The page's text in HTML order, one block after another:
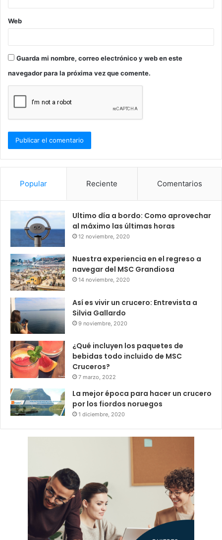
Web
Guarda mi nombre, correo electrónico y web en este
navegador para la próxima vez que comente.
Popular Reciente Comentarios
Ultimo día a bordo: Como aprovechar
al máximo las últimas horas
12 noviembre, 2020
Nuestra experiencia en el regreso a
navegar del MSC Grandiosa
14 noviembre, 2020
Así es vivir un crucero: Entrevista a
Silvia Gallardo
9 noviembre, 2020
¿Qué incluyen los paquetes de
bebidas todo incluido de MSC
Cruceros?
7 marzo, 2022
La mejor época para hacer un crucero
por los fiordos noruegos
1 diciembre, 2020